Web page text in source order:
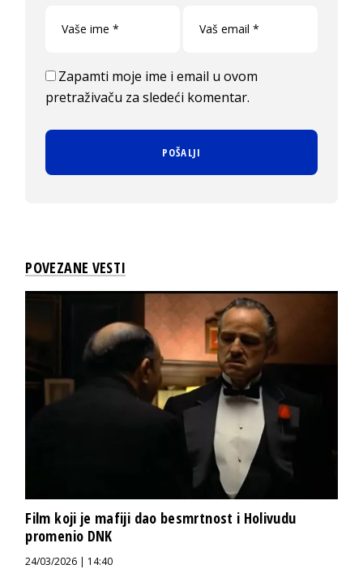
Zapamti moje ime i email u ovom
pretraživaču za sledeći komentar.
POVEZANE VESTI
Film koji je mafiji dao besmrtnost i Holivudu
promenio DNK
24/03/2026 | 14:40